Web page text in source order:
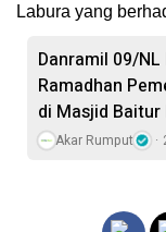
Labura yang
Danramil 09/
Ramadhan
di Masjid Baitur
Akar Rumput